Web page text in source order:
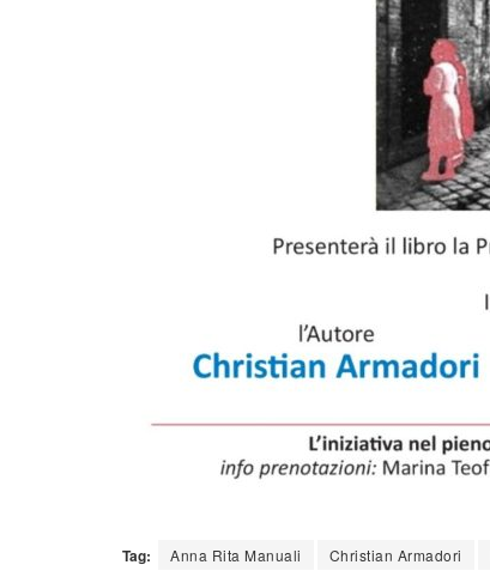
Tag: Anna Rita Manuali Christian Armadori